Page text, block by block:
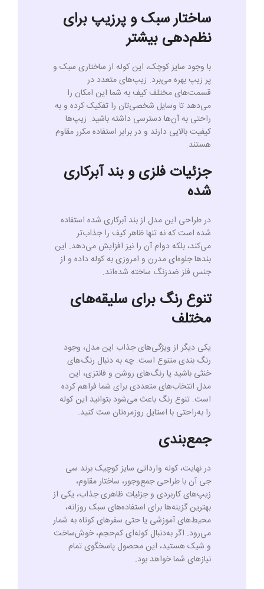
ساختار سبک و پرزیپ برای
نظم‌دهی بیشتر
با وجود سایز کوچک، این کوله از ساختاری سبک و
پر زیپ بهره می‌برد. زیپ‌های متعدد در
قسمت‌های مختلف کیف به شما این امکان را
می‌دهد تا وسایل شخصی‌تان را تفکیک کرده و به
راحتی به آن‌ها دسترسی داشته باشید. زیپ‌ها
کیفیت بالایی دارند و در برابر استفاده مکرر مقاوم
هستند.
جزئیات فلزی و بند آبرکاری
شده
در طراحی این مدل از بند آبرکاری شده استفاده
شده است که نه تنها ظاهر کیف را جذاب‌تر
می‌کند، بلکه دوام آن را نیز افزایش می‌دهد. این
بندها جلوه‌ای مدرن و امروزی به کوله داده و از
جنس فلز ضدزنگ ساخته شده‌اند.
تنوع رنگ برای سلیقه‌های
مختلف
یکی دیگر از ویژگی‌های جذاب این مدل، وجود
رنگ بندی متنوع است. چه به دنبال رنگ‌های
خنثی باشید یا رنگ‌های روشن و فانتزی، این
مدل انتخاب‌های متعددی برای شما فراهم کرده
است. تنوع رنگ باعث می‌شود بتوانید این کوله
را به‌راحتی با استایل روزمره‌تان ست کنید.
جمع‌بندی
در نهایت، کوله وارداتی سایز کوچیک برند سی
جی آن با طراحی جمع‌وجور، ساختار مقاوم،
زیپ‌های کاربردی و جزئیات ظاهری جذاب، یکی از
بهترین گزینه‌ها برای استفاده‌های سبک روزانه،
محیط‌های آموزشی یا حتی سفرهای کوتاه به شمار
می‌رود. اگر به‌دنبال کوله‌ای کم‌حجم، خوش‌ساخت
و شیک هستید، این محصول پاسخگوی تمام
نیازهای شما خواهد بود.